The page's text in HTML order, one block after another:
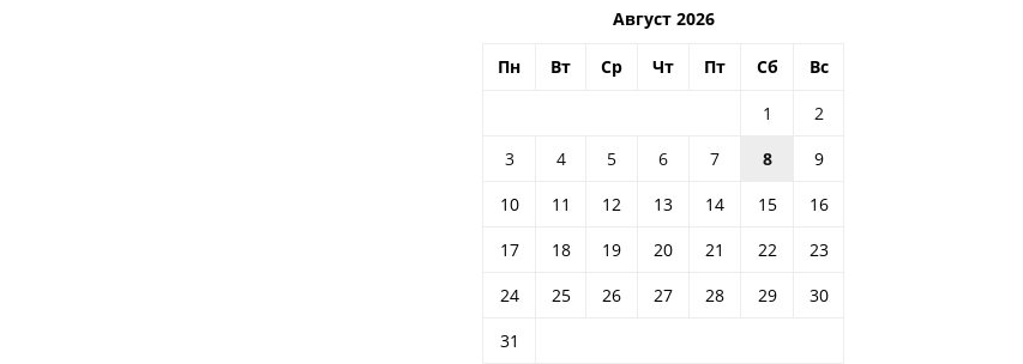
Август 2026
Пн Вт Ср Чт Пт Сб Вс
1
2
3
4 5 6 7 8
9
10
11 12 13 14 15
16
17
18 19 20 21 22
23
24
25 26 27 28 29
30
31